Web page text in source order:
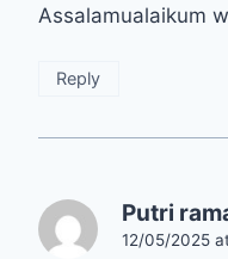
Assalamualaikum
Reply
Putri
12/05/2025